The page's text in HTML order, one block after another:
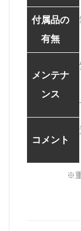
付属品の
有無
メンテナ
ンス
コメント
※